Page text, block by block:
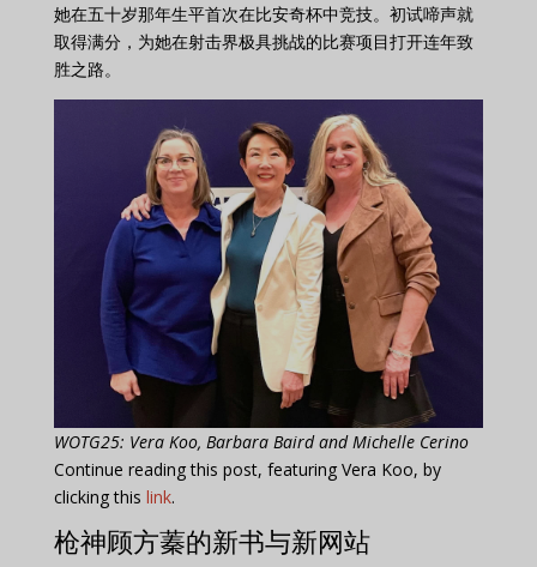
她在五十岁那年生平首次在比安奇杯中竞技。初试啼声就
取得满分，为她在射击界极具挑战的比赛项目打开连年致
胜之路。
WOTG25: Vera Koo, Barbara Baird and Michelle Cerino
Continue reading this post, featuring Vera Koo, by
clicking this link.
枪神顾方蓁的新书与新网站